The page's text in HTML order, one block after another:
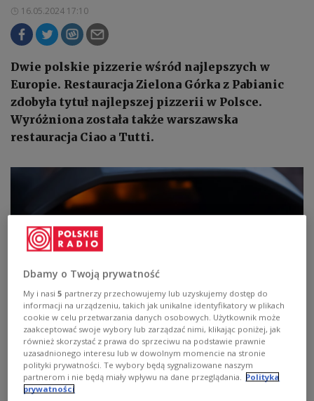
16.05.2024 17:10
Dwie polskie pizzerie wśród najlepszych w
Europie. Restauracja Zielona Górka z Pabianic
zdobyła tytuł najlepszej pizzerii w Polsce.
Wyróżniona została także warszawska
restauracja Ciao a Tutti.
Światowy Dzień Pizzy przypada 17 stycznia
Mr. and mrs.
Black/Shutterstock
Pizzeria Zielona Górka znalazła się na 20. miejscu
w rankingu 50 Top Pizza Europe na 2024 rok. To
Dbamy o Twoją prywatność
My i nasi5 partnerzy przechowujemy lub uzyskujemy dostęp do
informacji na urządzeniu, takich jak unikalne identyfikatory w plikach
cookie w celu przetwarzania danych osobowych. Użytkownik może
zaakceptować swoje wybory lub zarządzać nimi, klikając poniżej, jak
również skorzystać z prawa do sprzeciwu na podstawie prawnie
uzasadnionego interesu lub w dowolnym momencie na stronie
polityki prywatności. Te wybory będą sygnalizowane naszym
partnerom i nie będą miały wpływu na dane przeglądania. Polityka
prywatności